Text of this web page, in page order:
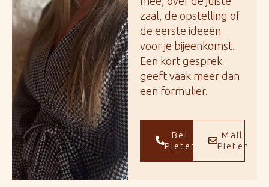
zaal, de opstelling of
de eerste ideeën
voor je bijeenkomst.
Een kort gesprek
geeft vaak meer dan
een formulier.
Bel
Pieter
Mail
Pieter